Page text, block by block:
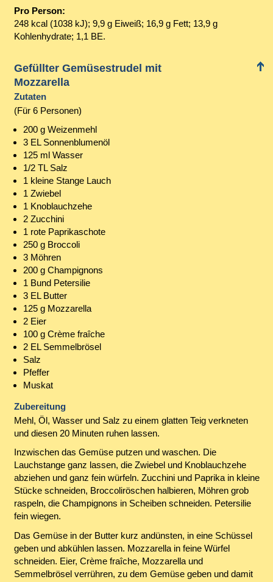
Pro Person:
248 kcal (1038 kJ); 9,9 g Eiweiß; 16,9 g Fett; 13,9 g
Kohlenhydrate; 1,1 BE.
Gefüllter Gemüsestrudel mit
Mozzarella
Zutaten
(Für 6 Personen)
200 g Weizenmehl
3 EL Sonnenblumenöl
125 ml Wasser
1/2 TL Salz
1 kleine Stange Lauch
1 Zwiebel
1 Knoblauchzehe
2 Zucchini
1 rote Paprikaschote
250 g Broccoli
3 Möhren
200 g Champignons
1 Bund Petersilie
3 EL Butter
125 g Mozzarella
2 Eier
100 g Crème fraîche
2 EL Semmelbrösel
Salz
Pfeffer
Muskat
Zubereitung
Mehl, Öl, Wasser und Salz zu einem glatten Teig verkneten
und diesen 20 Minuten ruhen lassen.
Inzwischen das Gemüse putzen und waschen. Die
Lauchstange ganz lassen, die Zwiebel und Knoblauchzehe
abziehen und ganz fein würfeln. Zucchini und Paprika in kleine
Stücke schneiden, Broccoliröschen halbieren, Möhren grob
raspeln, die Champignons in Scheiben schneiden. Petersilie
fein wiegen.
Das Gemüse in der Butter kurz andünsten, in eine Schüssel
geben und abkühlen lassen. Mozzarella in feine Würfel
schneiden. Eier, Crème fraîche, Mozzarella und
Semmelbrösel verrühren, zu dem Gemüse geben und damit